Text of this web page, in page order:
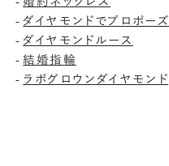
-ダイヤモンドでプロポーズ
-ダイヤモンドルース
-結婚指輪
- ラボグロウンダイヤモンド